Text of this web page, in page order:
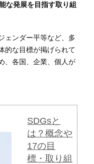
な発展を目指す取り組
ェンダー平等など、多
的な目標が掲げられて
、各国、企業、個人が
SDGsと
は？概念や
17の目
標・取り組